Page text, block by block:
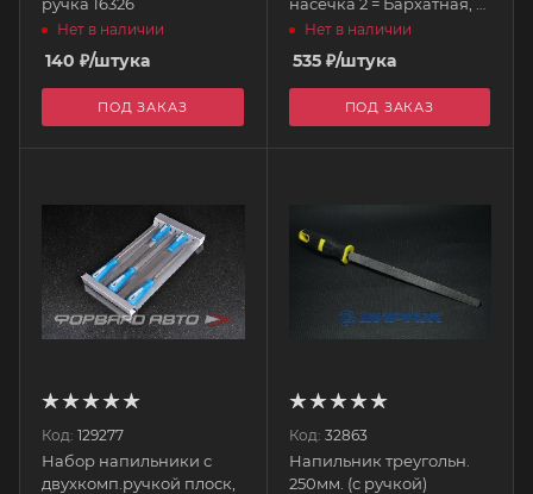
Нет в наличии
140 ₽/штука
ПОД ЗАКАЗ
чехлом, 100мм, 6шт
Нет в наличии
535₽/штука
ПОД ЗАКАЗ
Код: 129277
Набор напильники с
двухкомп.ручкой плоск,
Код: 32863
Напильник треугольн.
250мм. (с ручкой)